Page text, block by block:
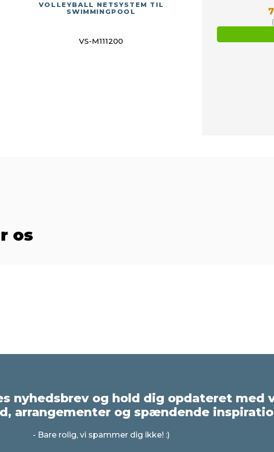
VOLLEYBALL NETSYSTEM TIL
SWIMMINGPOOL
VS-M111200
os
nyhedsbrev og hold dig opdateret med
arrangementer og spændende
- Bare rolig, vi spammer dig ikke! :)